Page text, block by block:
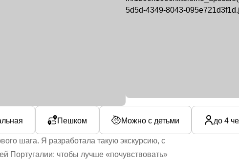
Пешком Можно с детьми до 4
шага. Я разработала такую экскурсию, с
Португалии: чтобы лучше «почувствовать»